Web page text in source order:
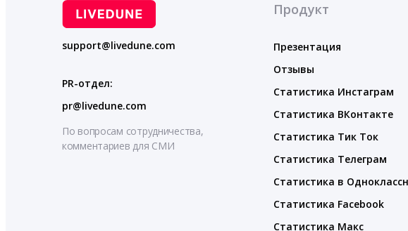
support@livedune.com
PR-отдел:
pr@livedune.com
По вопросам сотрудничества,
комментариев для СМИ
Продукт
Презентация
Отзывы
Статистика Инстаграм
Статистика ВКонтакте
Статистика Тик Ток
Статистика Телеграм
Статистика в
Статистика Facebook
Статистика Макс